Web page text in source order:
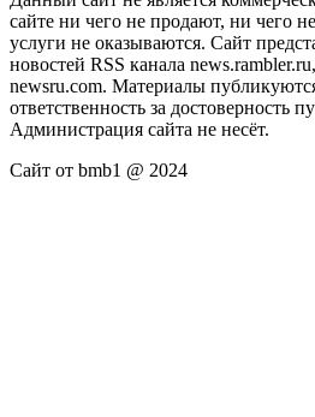
сайте ни чего не продают, ни чего
услуги не оказываются. Сайт
новостей RSS канала
newsru.com. Материалы
ответственность за достоверность
Администрация сайта не несёт.
Сайт от bmb1 @ 2024